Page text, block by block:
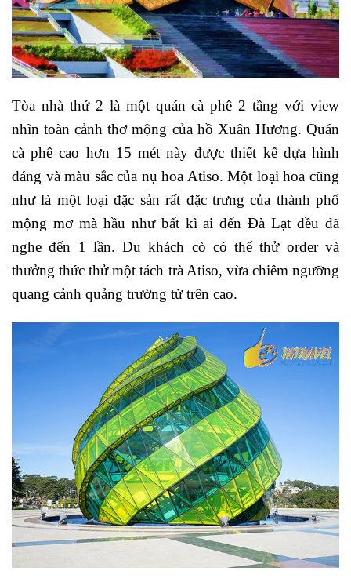
Tòa nhà thứ 2 là một quán cà phê 2 tầng với view
nhìn toàn cảnh thơ mộng của hồ Xuân Hương. Quán
cà phê cao hơn 15 mét này được thiết kế dựa hình
dáng và màu sắc của nụ hoa Atiso. Một loại hoa cũng
như là một loại đặc sản rất đặc trưng của thành phố
mộng mơ mà hầu như bất kì ai đến Đà Lạt đều đã
nghe đến 1 lần. Du khách cò có thể thử order và
thưởng thức thử một tách trà Atiso, vừa chiêm ngưỡng
quang cảnh quảng trường từ trên cao.